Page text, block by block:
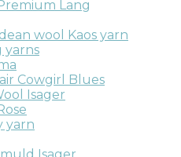
Lang
wool Kaos yarn
yarns
Cowgirl Blues
Isager
yarn